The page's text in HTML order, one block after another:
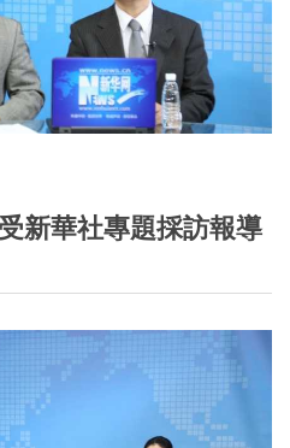
新華社專題採訪報導